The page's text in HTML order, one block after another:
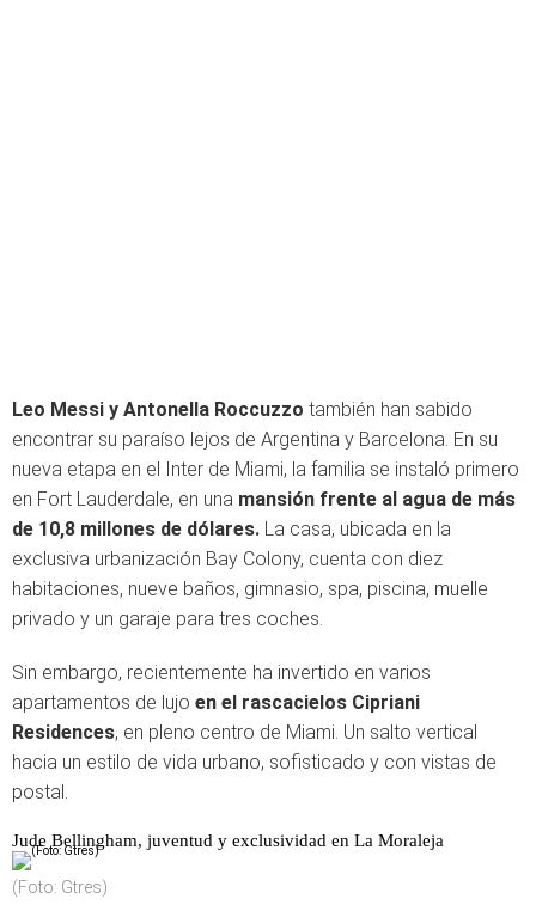
Leo Messi y Antonella Roccuzzo también han sabido
encontrar su paraíso lejos de Argentina y Barcelona. En su
nueva etapa en el Inter de Miami, la familia se instaló primero
en Fort Lauderdale, en una mansión frente al agua de más
de 10,8 millones de dólares. La casa, ubicada en la
exclusiva urbanización Bay Colony, cuenta con diez
habitaciones, nueve baños, gimnasio, spa, piscina, muelle
privado y un garaje para tres coches.
Sin embargo, recientemente ha invertido en varios
apartamentos de lujo en el rascacielos Cipriani
Residences, en pleno centro de Miami. Un salto vertical
hacia un estilo de vida urbano, sofisticado y con vistas de
postal.
Jude Bellingham, juventud y exclusividad en La Moraleja
(Foto: Gtres)